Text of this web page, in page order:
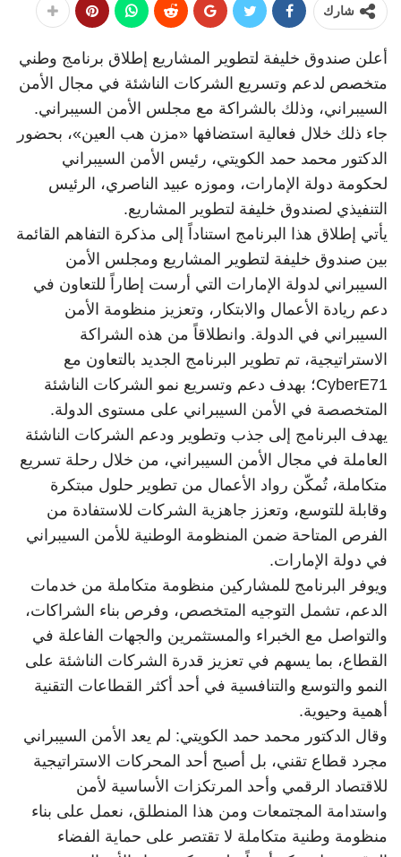
شارك
أعلن صندوق خليفة لتطوير المشاريع إطلاق برنامج وطني
متخصص لدعم وتسريع الشركات الناشئة في مجال الأمن
السيبراني، وذلك بالشراكة مع مجلس الأمن السيبراني.
جاء ذلك خلال فعالية استضافها «مزن هب العين»، بحضور
الدكتور محمد حمد الكويتي، رئيس الأمن السيبراني
لحكومة دولة الإمارات، وموزه عبيد الناصري، الرئيس
التنفيذي لصندوق خليفة لتطوير المشاريع.
يأتي إطلاق هذا البرنامج استناداً إلى مذكرة التفاهم القائمة
بين صندوق خليفة لتطوير المشاريع ومجلس الأمن
السيبراني لدولة الإمارات التي أرست إطاراً للتعاون في
دعم ريادة الأعمال والابتكار، وتعزيز منظومة الأمن
السيبراني في الدولة. وانطلاقاً من هذه الشراكة
الاستراتيجية، تم تطوير البرنامج الجديد بالتعاون مع
CyberE71؛ بهدف دعم وتسريع نمو الشركات الناشئة
المتخصصة في الأمن السيبراني على مستوى الدولة.
يهدف البرنامج إلى جذب وتطوير ودعم الشركات الناشئة
العاملة في مجال الأمن السيبراني، من خلال رحلة تسريع
متكاملة، تُمكّن رواد الأعمال من تطوير حلول مبتكرة
وقابلة للتوسع، وتعزز جاهزية الشركات للاستفادة من
الفرص المتاحة ضمن المنظومة الوطنية للأمن السيبراني
في دولة الإمارات.
ويوفر البرنامج للمشاركين منظومة متكاملة من خدمات
الدعم، تشمل التوجيه المتخصص، وفرص بناء الشراكات،
والتواصل مع الخبراء والمستثمرين والجهات الفاعلة في
القطاع، بما يسهم في تعزيز قدرة الشركات الناشئة على
النمو والتوسع والتنافسية في أحد أكثر القطاعات التقنية
أهمية وحيوية.
وقال الدكتور محمد حمد الكويتي: لم يعد الأمن السيبراني
مجرد قطاع تقني، بل أصبح أحد المحركات الاستراتيجية
للاقتصاد الرقمي وأحد المرتكزات الأساسية لأمن
واستدامة المجتمعات ومن هذا المنطلق، نعمل على بناء
منظومة وطنية متكاملة لا تقتصر على حماية الفضاء